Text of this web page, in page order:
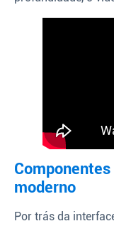
moderno
Por trás da